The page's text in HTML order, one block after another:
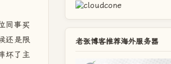
同事买
还是限
坏了主
老张博客推荐海外服务器